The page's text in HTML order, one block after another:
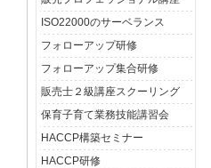
ISO22000のサーベランス
フォローアップ研修
フォローアップ集合研修
販売士２級講座スクーリング
保育子育て業務技能講習会
HACCP構築セミナー
HACCP研修